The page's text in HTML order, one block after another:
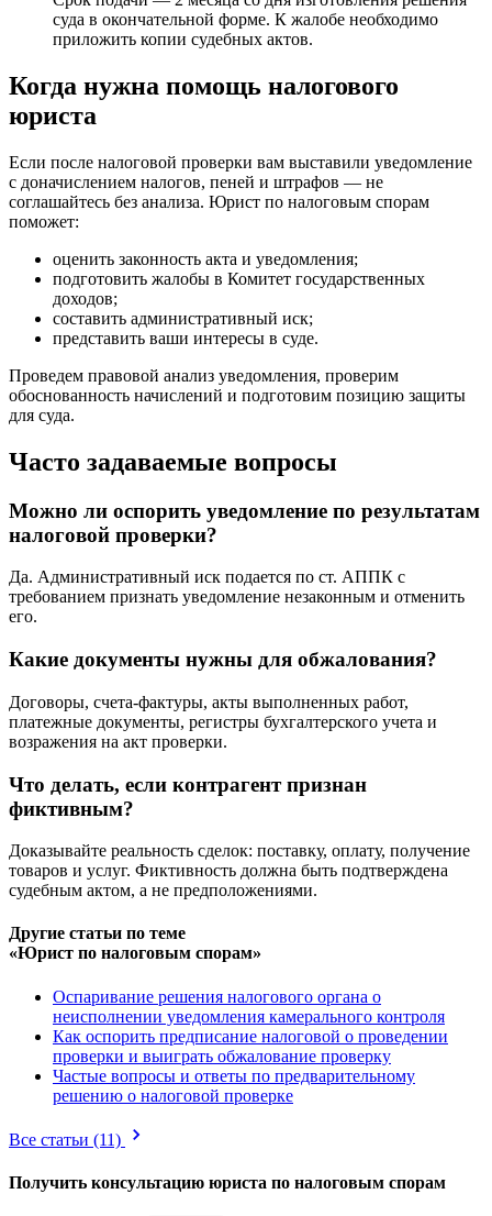
суда в окончательной форме. К жалобе необходимо
приложить копии судебных актов.
Когда нужна помощь налогового
юриста
Если после налоговой проверки вам выставили уведомление
с доначислением налогов, пеней и штрафов — не
соглашайтесь без анализа. Юрист по налоговым спорам
поможет:
оценить законность акта и уведомления;
подготовить жалобы в Комитет государственных
доходов;
составить административный иск;
представить ваши интересы в суде.
Проведем правовой анализ уведомления, проверим
обоснованность начислений и подготовим позицию защиты
для суда.
Часто задаваемые вопросы
Можно ли оспорить уведомление по результатам
налоговой проверки?
Да. Административный иск подается по ст. АППК с
требованием признать уведомление незаконным и отменить
его.
Какие документы нужны для обжалования?
Договоры, счета-фактуры, акты выполненных работ,
платежные документы, регистры бухгалтерского учета и
возражения на акт проверки.
Что делать, если контрагент признан
фиктивным?
Доказывайте реальность сделок: поставку, оплату, получение
товаров и услуг. Фиктивность должна быть подтверждена
судебным актом, а не предположениями.
Другие статьи по теме
«Юрист по налоговым спорам»
Оспаривание решения налогового органа о
неисполнении уведомления камерального контроля
Как оспорить предписание налоговой о проведении
проверки и выиграть обжалование проверку
Частые вопросы и ответы по предварительному
решению о налоговой проверке
Все статьи (11)
Получить консультацию юриста по налоговым спорам